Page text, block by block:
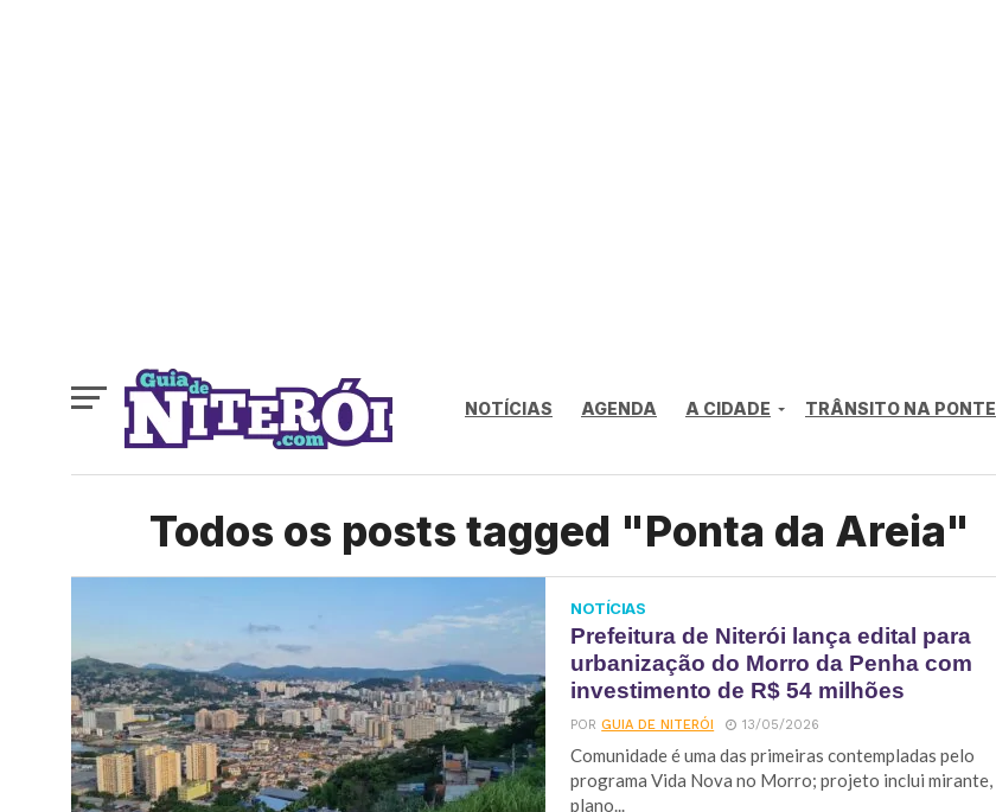
NOTÍCIAS AGENDA A CIDADE TRÂNSITO NA PONTE
Todos os posts tagged "Ponta da Areia"
NOTÍCIAS
Prefeitura de Niterói lança edital para
urbanização do Morro da Penha com
investimento de R$ 54 milhões
PORGUIA DE NITERÓI 13/05/2026
Comunidade é uma das primeiras contempladas pelo
programa Vida Nova no Morro; projeto inclui mirante,
plano...